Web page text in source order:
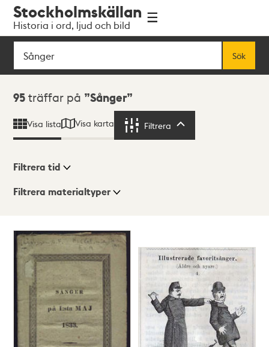
navigationen
huvudinnehållet
Stockholmskällan
Historia i ord, ljud och bild
Sök
Sök
Sökresultat
95 träffar på Sånger
Visa lista Visa karta Filtrera
Visningsläge
Lista
Karta
Filtrera tid
Filtrera materialtyper
träffar